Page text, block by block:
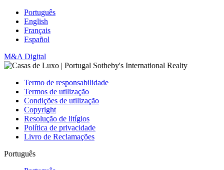
Português
English
Français
Español
M&A Digital
Termo de responsabilidade
Termos de utilização
Condições de utilização
Copyright
Resolução de litígios
Política de privacidade
Livro de Reclamações
Português